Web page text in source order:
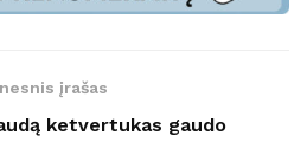
įrašas
ketvertukas gaudo